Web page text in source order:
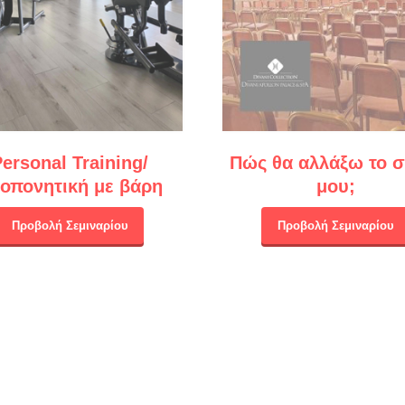
Training/
με βάρη
Προβολή Σεμιναρίου
Πώς θα αλλάξω το
μου;
Προβολή Σεμιναρίου